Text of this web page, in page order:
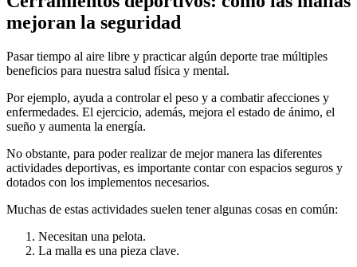
mejoran la seguridad
Pasar tiempo al aire libre y practicar algún deporte trae múltiples
beneficios para nuestra salud física y mental.
Por ejemplo, ayuda a controlar el peso y a combatir afecciones y
enfermedades. El ejercicio, además, mejora el estado de ánimo, el
sueño y aumenta la energía.
No obstante, para poder realizar de mejor manera las diferentes
actividades deportivas, es importante contar con espacios seguros y
dotados con los implementos necesarios.
Muchas de estas actividades suelen tener algunas cosas en común:
Necesitan una pelota.
La malla es una pieza clave.